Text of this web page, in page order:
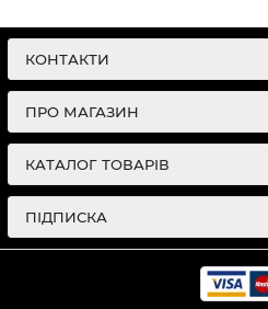
КОНТАКТИ
ПРО МАГАЗИН
КАТАЛОГ ТОВАРІВ
ПІДПИСКА